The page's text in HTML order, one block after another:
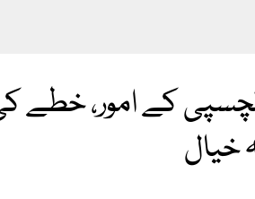
کے امور، خطے
خیال